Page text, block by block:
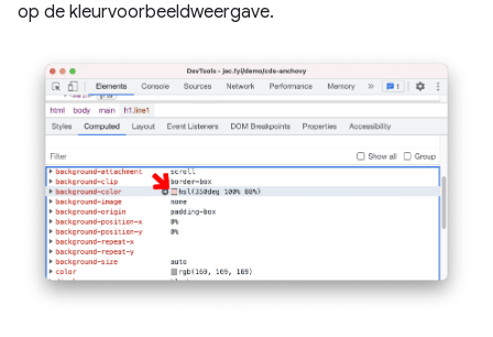
op de kleurvoorbeeldweergave.